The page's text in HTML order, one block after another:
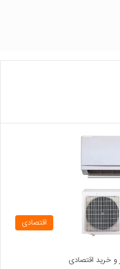
اقتصادی
و خرید اقتصادی